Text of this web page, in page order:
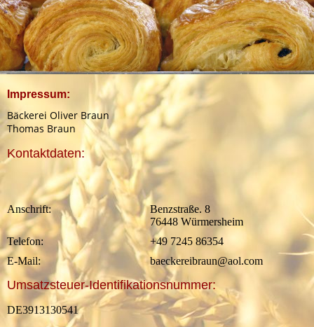
Impressum:
Bäckerei Oliver Braun
Thomas Braun
Kontaktdaten:
Anschrift:
Benzstraße. 8
76448 Würmersheim
Telefon:
+49 7245 86354
E-Mail:
baeckereibraun@aol.com
Umsatzsteuer-Identifikationsnummer:
DE3913130541